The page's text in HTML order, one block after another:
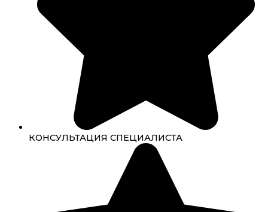
КОНСУЛЬТАЦИЯ СПЕЦИАЛИСТА